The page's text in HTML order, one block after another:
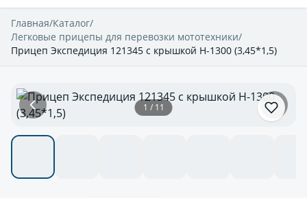
Главная/Каталог/
Легковые прицепы для перевозки мототехники/
Прицеп Экспедиция 121345 с крышкой H-1300 (3,45*1,5)
1 / 11